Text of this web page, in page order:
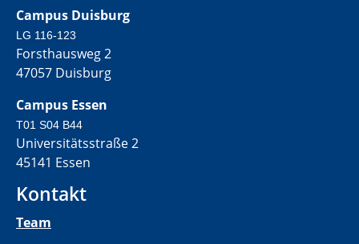
Campus Duisburg
LG 116-123
Forsthausweg 2
47057 Duisburg
Campus Essen
T01 S04 B44
Universitätsstraße 2
45141 Essen
Kontakt
Team